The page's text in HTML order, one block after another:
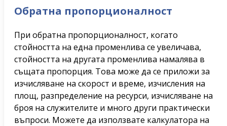
Обратна пропорционалност
При обратна пропорционалност, когато
стойността на една променлива се увеличава,
стойността на другата променлива намалява в
същата пропорция. Това може да се приложи за
изчисляване на скорост и време, изчисления на
площ, разпределение на ресурси, изчисляване на
броя на служителите и много други практически
въпроси. Можете да използвате калкулатора на